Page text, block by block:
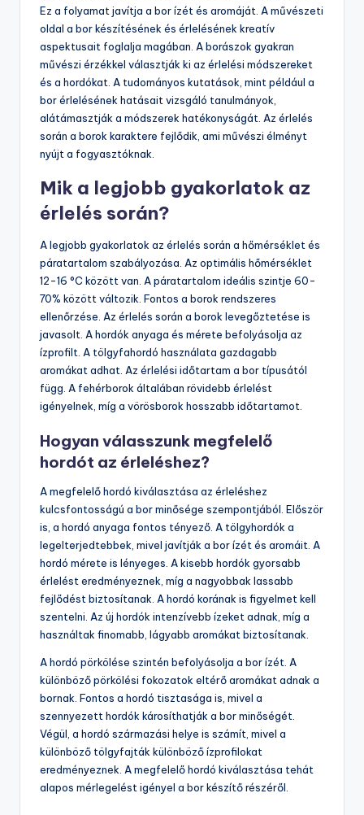
Ez a folyamat javítja a bor ízét és aromáját. A művészeti
oldal a bor készítésének és érlelésének kreatív
aspektusait foglalja magában. A borászok gyakran
művészi érzékkel választják ki az érlelési módszereket
és a hordókat. A tudományos kutatások, mint például a
bor érlelésének hatásait vizsgáló tanulmányok,
alátámasztják a módszerek hatékonyságát. Az érlelés
során a borok karaktere fejlődik, ami művészi élményt
nyújt a fogyasztóknak.
Mik a legjobb gyakorlatok az
érlelés során?
A legjobb gyakorlatok az érlelés során a hőmérséklet és
páratartalom szabályozása. Az optimális hőmérséklet
12-16 °C között van. A páratartalom ideális szintje 60-
70% között változik. Fontos a borok rendszeres
ellenőrzése. Az érlelés során a borok levegőztetése is
javasolt. A hordók anyaga és mérete befolyásolja az
ízprofilt. A tölgyfahordó használata gazdagabb
aromákat adhat. Az érlelési időtartam a bor típusától
függ. A fehérborok általában rövidebb érlelést
igényelnek, míg a vörösborok hosszabb időtartamot.
Hogyan válasszunk megfelelő
hordót az érleléshez?
A megfelelő hordó kiválasztása az érleléshez
kulcsfontosságú a bor minősége szempontjából. Először
is, a hordó anyaga fontos tényező. A tölgyhordók a
legelterjedtebbek, mivel javítják a bor ízét és aromáit. A
hordó mérete is lényeges. A kisebb hordók gyorsabb
érlelést eredményeznek, míg a nagyobbak lassabb
fejlődést biztosítanak. A hordó korának is figyelmet kell
szentelni. Az új hordók intenzívebb ízeket adnak, míg a
használtak finomabb, lágyabb aromákat biztosítanak.
A hordó pörkölése szintén befolyásolja a bor ízét. A
különböző pörkölési fokozatok eltérő aromákat adnak a
bornak. Fontos a hordó tisztasága is, mivel a
szennyezett hordók károsíthatják a bor minőségét.
Végül, a hordó származási helye is számít, mivel a
különböző tölgyfajták különböző ízprofilokat
eredményeznek. A megfelelő hordó kiválasztása tehát
alapos mérlegelést igényel a bor készítő részéről.